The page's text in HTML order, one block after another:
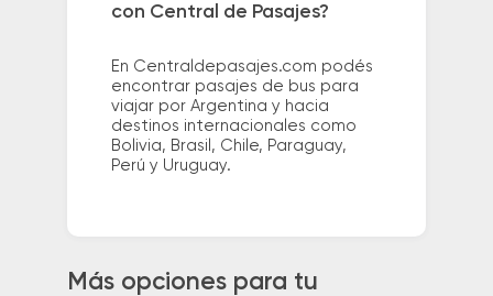
con Central de Pasajes?
En Centraldepasajes.com podés
encontrar pasajes de bus para
viajar por Argentina y hacia
destinos internacionales como
Bolivia, Brasil, Chile, Paraguay,
Perú y Uruguay.
Más opciones para tu